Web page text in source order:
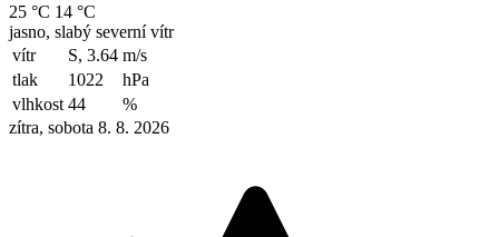
25 °C 14 °C
jasno, slabý severní vítr
vítr
S, 3.64 m/s
tlak
1022
hPa
vlhkost 44
%
zítra, sobota 8. 8. 2026